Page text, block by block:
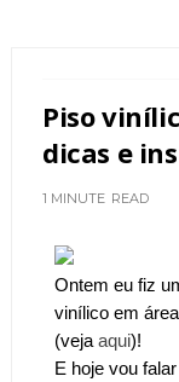
Piso
dicas e
1 MINUTE READ
Ontem eu fiz
vinílico em
(veja aqui)!
E hoje vou